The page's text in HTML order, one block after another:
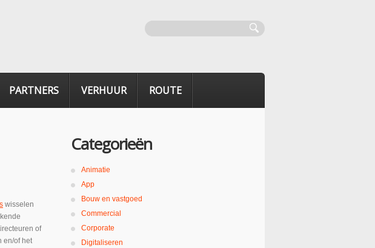
PARTNERS VERHUUR ROUTE
wisselen
of
en/of het
Categorieën
Animatie
App
Bouw en vastgoed
Commercial
Corporate
Digitaliseren